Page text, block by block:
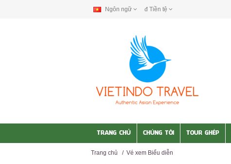
Ngôn ngữ đ Tiền tệ
TRANG CHỦ CHÚNG TÔI TOUR GHÉP
Trang chủ / Vé xem Biểu diễn